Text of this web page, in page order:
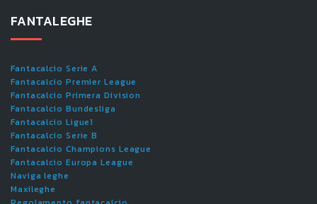
FANTALEGHE
Fantacalcio Serie A
Fantacalcio Premier League
Fantacalcio Primera Division
Fantacalcio Bundesliga
Fantacalcio Ligue1
Fantacalcio Serie B
Fantacalcio Champions League
Fantacalcio Europa League
Naviga leghe
Maxileghe